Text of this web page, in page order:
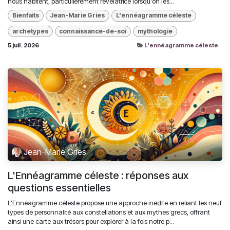
Bienfaits Jean-Marie Gries L'ennéagramme céleste
archetypes connaissance-de-soi mythologie
5 juil. 2026 L'ennéagramme céleste
Jean-Marie Gries
L'Ennéagramme céleste : réponses aux
questions essentielles
L'Ennéagramme céleste propose une approche inédite en reliant les neuf
types de personnalité aux constellations et aux mythes grecs, offrant
ainsi une carte aux trésors pour explorer à la fois notre p...